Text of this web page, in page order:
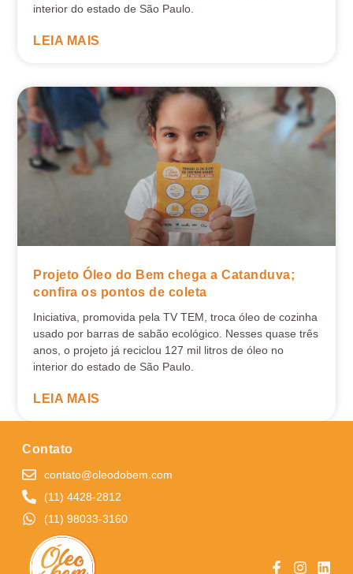
interior do estado de São Paulo.
LEIA MAIS
Projeto Óleo do Bem chega a Catanduva;
confira os pontos de coleta
Iniciativa, promovida pela TV TEM, troca óleo de cozinha
usado por barras de sabão ecológico. Nesses quase três
anos, o projeto já reciclou 127 mil litros de óleo no
interior do estado de São Paulo.
LEIA MAIS
Contato
contato@oleodobem.com
(11) 4428-2812
(11) 98033-3160